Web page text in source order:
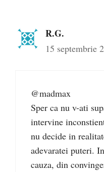
R.G.
15 septembrie
@madmax
Sper ca nu v-ati
intervine
nu decide in
adevaratei puteri.
cauza, din